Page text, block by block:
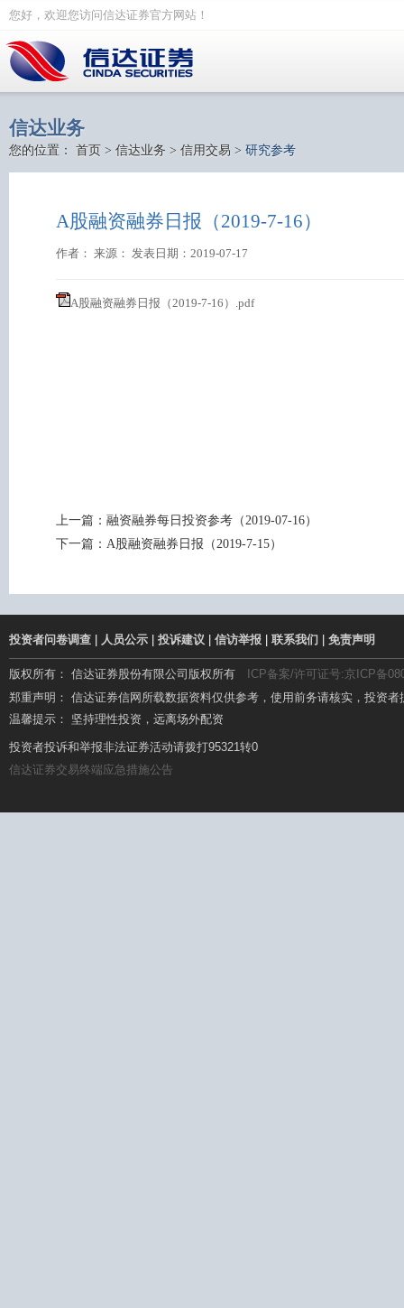
您好，欢迎您访问信达证券官方网站！
信达业务
您的位置： 首页 > 信达业务 > 信用交易 > 研究参考
A股融资融券日报（2019-7-16）
作者： 来源： 发表日期：2019-07-17
A股融资融券日报（2019-7-16）.pdf
上一篇： 融资融券每日投资参考（2019-07-16）
下一篇： A股融资融券日报（2019-7-15）
投资者问卷调查 人员公示 投诉建议 信访举报 联系我们 免责声明
版权所有： 信达证券股份有限公司版权所有
ICP备案/许可证号:京ICP备
郑重声明： 信达证券信网所载数据资料仅供参考，使用前务请核实，投资
温馨提示： 坚持理性投资，远离场外配资
温馨提示： 场外配资杠杆高、风险大，要远离!
投资者投诉和举报非法证券活动请拨打95321转0
信达证券交易终端应急措施公告